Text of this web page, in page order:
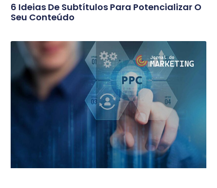
6 Ideias De Subtítulos Para Potencializar O
Seu Conteúdo